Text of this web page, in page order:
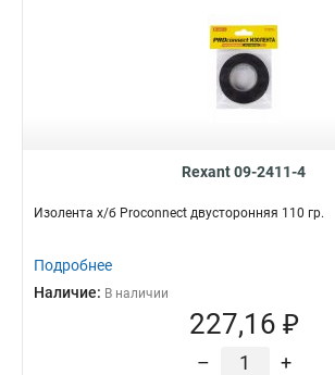
Rexant 09-2411-4
Изолента х/б Proconnect двусторонняя 110 гр.
Подробнее
Наличие: В наличии
227,16 ₽
– +